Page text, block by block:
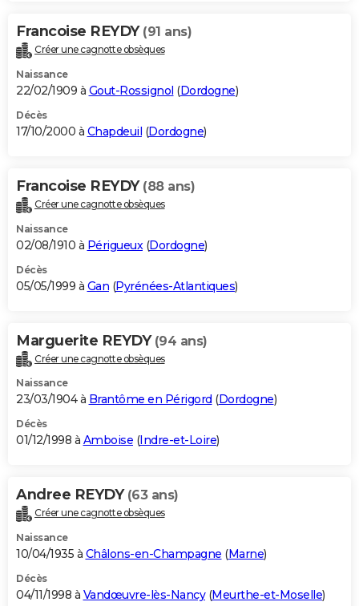
Francoise REYDY (91 ans)
Créer une cagnotte obsèques
Naissance
22/02/1909 à Gout-Rossignol (Dordogne)
Décès
17/10/2000 à Chapdeuil (Dordogne)
Francoise REYDY (88 ans)
Créer une cagnotte obsèques
Naissance
02/08/1910 à Périgueux (Dordogne)
Décès
05/05/1999 à Gan (Pyrénées-Atlantiques)
Marguerite REYDY (94 ans)
Créer une cagnotte obsèques
Naissance
23/03/1904 à Brantôme en Périgord (Dordogne)
Décès
01/12/1998 à Amboise (Indre-et-Loire)
Andree REYDY (63 ans)
Créer une cagnotte obsèques
Naissance
10/04/1935 à Châlons-en-Champagne (Marne)
Décès
04/11/1998 à Vandœuvre-lès-Nancy(Meurthe-et-Moselle)